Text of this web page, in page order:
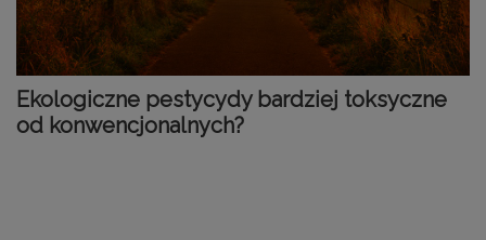
Ekologiczne pestycydy bardziej toksyczne
od konwencjonalnych?